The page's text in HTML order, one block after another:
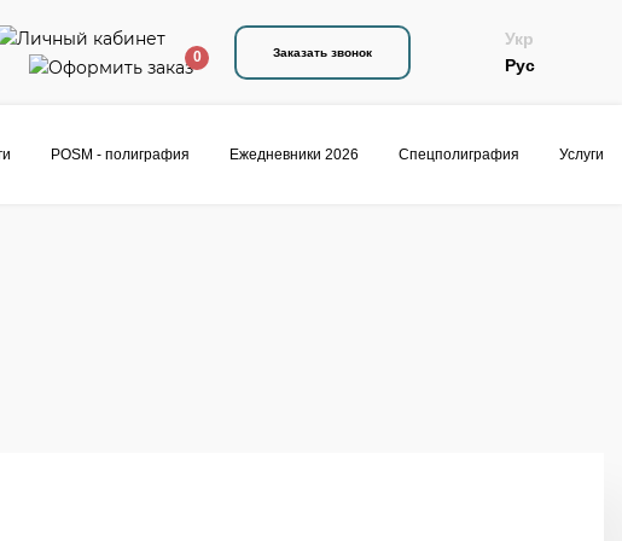
0 Заказать звонок
Укр
Рус
POSM - полиграфия Ежедневники 2026 Спецполиграфия Услуги